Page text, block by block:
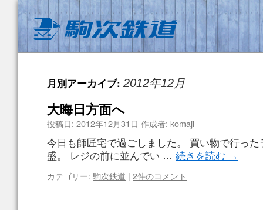
月別アーカイブ: 2012年12月
大晦日方面へ
投稿日: 2012年12月31日 作成者: komaji
今日も師匠宅で過ごしました。 買い物で行った
盛。 レジの前に並んでい … 続きを読む →
カテゴリー: 駒次鉄道 | 2件のコメント